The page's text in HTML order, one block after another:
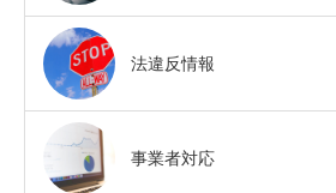
法違反情報
事業者対応